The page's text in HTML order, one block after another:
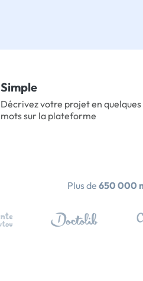
Simple
Décrivez votre projet en quelques
mots sur la plateforme
Plus de 650 000